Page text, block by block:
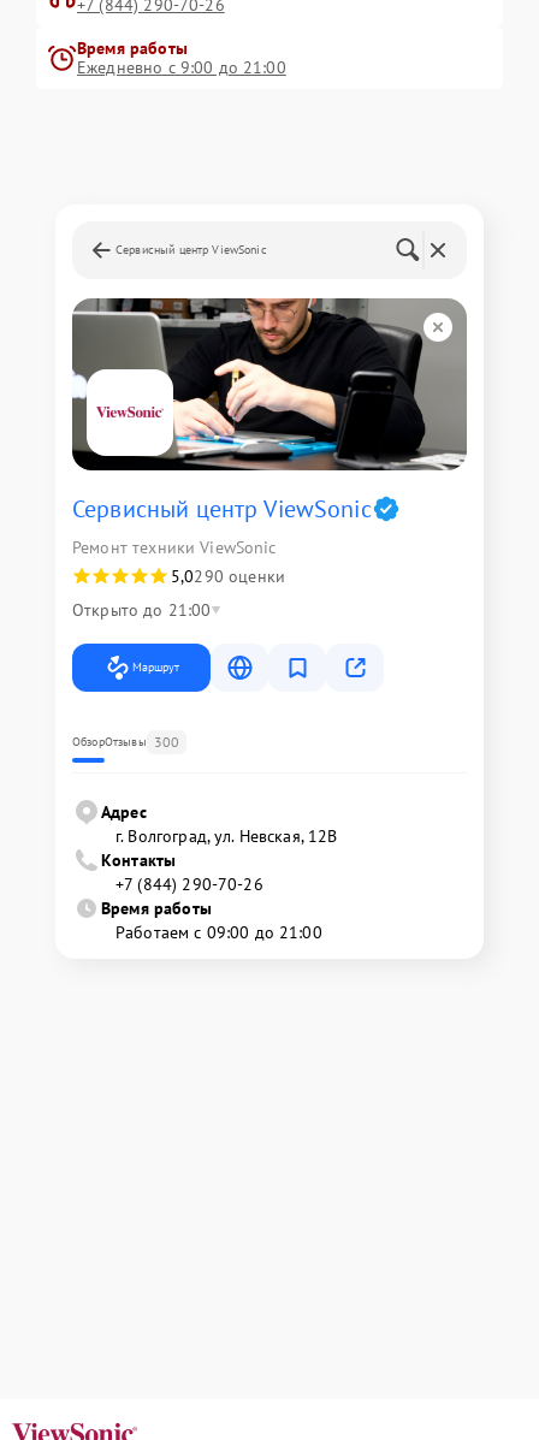
+7 (844) 290-70-26
Время работы
Ежедневно с 9:00 до 21:00
Сервисный центр ViewSonic
Сервисный центр ViewSonic
Ремонт техники ViewSonic
5,0290 оценки
Открыто до 21:00
Маршрут
ОбзорОтзывы 300
Адрес
г. Волгоград, ул. Невская, 12В
Контакты
+7 (844) 290-70-26
Время работы
Работаем с 09:00 до 21:00